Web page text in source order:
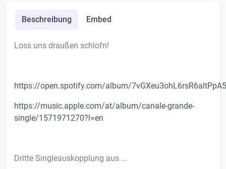
Beschreibung Embed
Loss uns draußen schlofn!
https://open.spotify.com/album/7vGXeu3ohL6rsR6altPpA5
https://music.apple.com/at/album/canale-grande-
single/1571971270?l=en
Dritte Singleauskopplung aus ...